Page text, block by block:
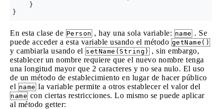
    }
En esta clase de Person , hay una sola variable: name . Se
puede acceder a esta variable usando el método getName()
y cambiarla usando el setName(String)
, sin embargo,
establecer un nombre requiere que el nuevo nombre tenga
una longitud mayor que 2 caracteres y no sea nulo. El uso
de un método de establecimiento en lugar de hacer público
el name la variable permite a otros establecer el valor del
name con ciertas restricciones. Lo mismo se puede aplicar
al método getter: